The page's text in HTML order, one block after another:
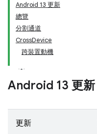
Android 13 更新
總覽
分割通道
CrossDevice
跨裝置動機
Android 13 更新
更新